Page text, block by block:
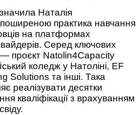
Наталія
практика навчання
на платформах
Серед ключових
проєкт Natolin4Capacity
коледж у Натоліні, EF
Solutions та інші. Така
реалізувати десятки
кваліфікації з врахуванням